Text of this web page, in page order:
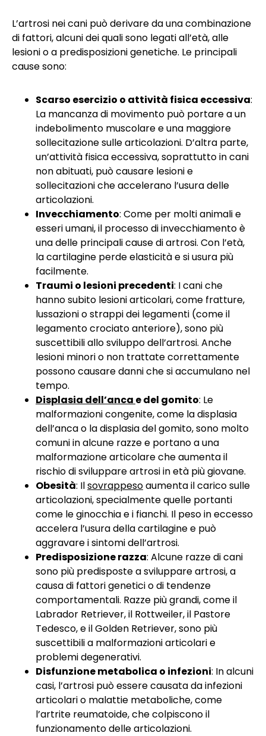
L’artrosi nei cani può derivare da una combinazione
di fattori, alcuni dei quali sono legati all’età, alle
lesioni o a predisposizioni genetiche. Le principali
cause sono:
Scarso esercizio o attività fisica eccessiva:
La mancanza di movimento può portare a un
indebolimento muscolare e una maggiore
sollecitazione sulle articolazioni. D’altra parte,
un’attività fisica eccessiva, soprattutto in cani
non abituati, può causare lesioni e
sollecitazioni che accelerano l’usura delle
articolazioni.
Invecchiamento: Come per molti animali e
esseri umani, il processo di invecchiamento è
una delle principali cause di artrosi. Con l’età,
la cartilagine perde elasticità e si usura più
facilmente.
Traumi o lesioni precedenti: I cani che
hanno subito lesioni articolari, come fratture,
lussazioni o strappi dei legamenti (come il
legamento crociato anteriore), sono più
suscettibili allo sviluppo dell’artrosi. Anche
lesioni minori o non trattate correttamente
possono causare danni che si accumulano nel
tempo.
Displasia dell’anca e del gomito: Le
malformazioni congenite, come la displasia
dell’anca o la displasia del gomito, sono molto
comuni in alcune razze e portano a una
malformazione articolare che aumenta il
rischio di sviluppare artrosi in età più giovane.
Obesità: Ilsovrappesoaumenta il carico sulle
articolazioni, specialmente quelle portanti
come le ginocchia e i fianchi. Il peso in eccesso
accelera l’usura della cartilagine e può
aggravare i sintomi dell’artrosi.
Predisposizione razza: Alcune razze di cani
sono più predisposte a sviluppare artrosi, a
causa di fattori genetici o di tendenze
comportamentali. Razze più grandi, come il
Labrador Retriever, il Rottweiler, il Pastore
Tedesco, e il Golden Retriever, sono più
suscettibili a malformazioni articolari e
problemi degenerativi.
Disfunzione metabolica o infezioni: In alcuni
casi, l’artrosi può essere causata da infezioni
articolari o malattie metaboliche, come
l’artrite reumatoide, che colpiscono il
funzionamento delle articolazioni.